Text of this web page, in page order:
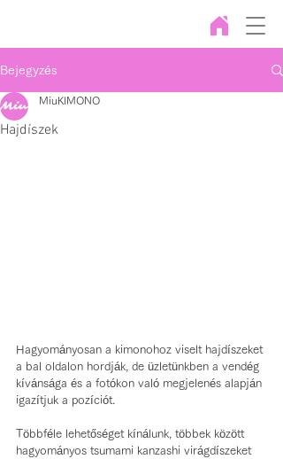
Bejegyzés
Hajdíszek
MiuKIMONO
Hagyományosan a kimonohoz viselt hajdíszeket
a bal oldalon hordják, de üzletünkben a vendég
kívánsága és a fotókon való megjelenés alapján
igazítjuk a pozíciót.
Többféle lehetőséget kínálunk, többek között
hagyományos tsumami kanzashi virágdíszeket